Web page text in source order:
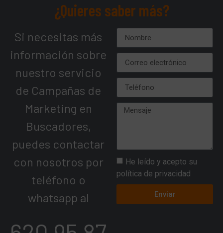
¿Quieres saber más?
Si necesitas más
información sobre
nuestro servicio
de Campañas de
Marketing en
Buscadores,
puedes contactar
con nosotros por
teléfono o
whatsapp al
He leído y acepto su
política de privacidad
Enviar